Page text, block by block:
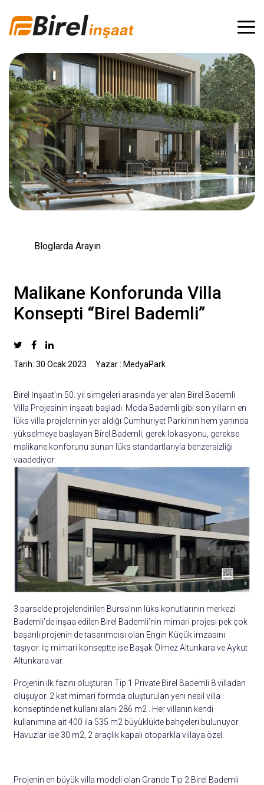
Malikane Konforunda Villa
Konsepti “Birel Bademli”
Tarih: 30 Ocak 2023 Yazar : MedyaPark
Birel İnşaat’ın 50. yıl simgeleri arasında yer alan Birel Bademli
Villa Projesinin inşaatı başladı. Moda Bademli gibi son yılların en
lüks villa projelerinin yer aldığı Cumhuriyet Parkı’nın hem yanında
yükselmeye başlayan Birel Bademli, gerek lokasyonu, gerekse
malikane konforunu sunan lüks standartlarıyla benzersizliği
vaadediyor.
3 parselde projelendirilen Bursa’nın lüks konutlarının merkezi
Bademli’de inşaa edilen Birel Bademli’nin mimari projesi pek çok
başarılı projenin de tasarımcısı olan Engin Küçük imzasını
taşıyor. İç mimari konseptte ise Başak Ölmez Altunkara ve Aykut
Altunkara var.
Projenin ilk fazını oluşturan Tip 1 Private Birel Bademli 8 villadan
oluşuyor. 2 kat mimari formda oluşturulan yeni nesil villa
konseptinde net kullanı alanı 286 m2 . Her villanın kendi
kullanımına ait 400 ila 535 m2 büyüklükte bahçeleri bulunuyor.
Havuzlar ise 30 m2, 2 araçlık kapalı otoparkla villaya özel.
Projenin en büyük villa modeli olan Grande Tip 2 Birel Bademli